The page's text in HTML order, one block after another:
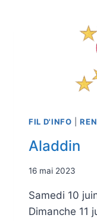
FIL D'INFO |
Aladdin
16 mai 2023
Samedi 10
Dimanche 11